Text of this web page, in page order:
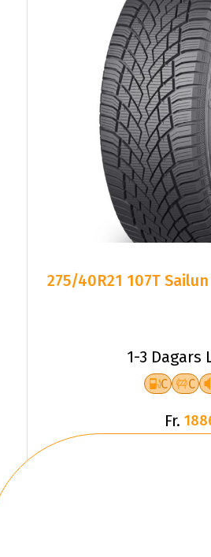
275/40R21 107T Sailun
1-3 Dagars
C C
Fr.